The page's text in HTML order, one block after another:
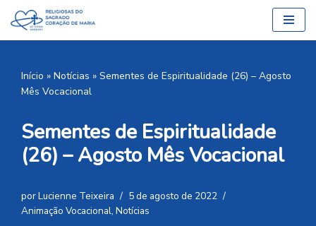
Pular
conteúdo
Início » Notícias » Sementes de Espiritualidade (26) – Agosto
Mês Vocacional
Sementes de Espiritualidade
(26) – Agosto Mês Vocacional
porLucienne Teixeira
5 de agosto de 2022
Animação Vocacional, Notícias